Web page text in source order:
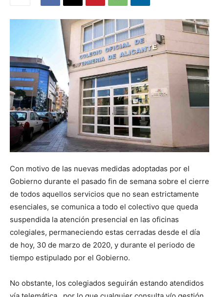
Con motivo de las nuevas medidas adoptadas por el
Gobierno durante el pasado fin de semana sobre el cierre
de todos aquellos servicios que no sean estrictamente
esenciales, se comunica a todo el colectivo que queda
suspendida la atención presencial en las oficinas
colegiales, permaneciendo estas cerradas desde el día
de hoy, 30 de marzo de 2020, y durante el periodo de
tiempo estipulado por el Gobierno.
No obstante, los colegiados seguirán estando atendidos